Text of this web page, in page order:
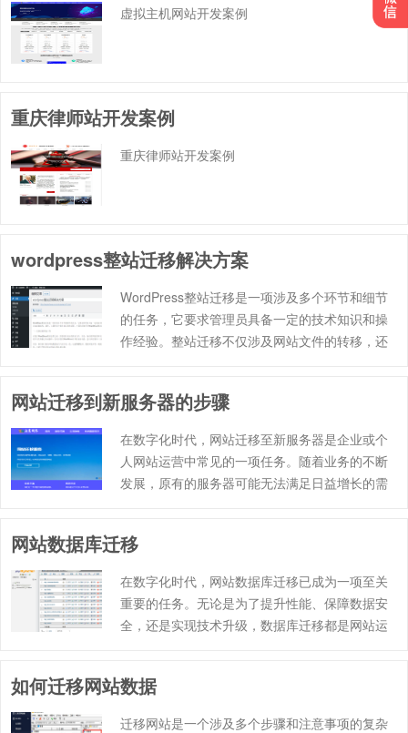
虚拟主机网站开发案例
重庆律师站开发案例
重庆律师站开发案例
wordpress整站迁移解决方案
WordPress整站迁移是一项涉及多个环节和细节
的任务，它要求管理员具备一定的技术知识和操
作经验。整站迁移不仅涉及网站文件的转移，还
和注意事项，以……
网站迁移到新服务器的步骤
在数字化时代，网站迁移至新服务器是企业或个
人网站运营中常见的一项任务。随着业务的不断
发展，原有的服务器可能无法满足日益增长的需
新服务器的步骤，帮助读者顺利完……
网站数据库迁移
在数字化时代，网站数据库迁移已成为一项至关
重要的任务。无论是为了提升性能、保障数据安
全，还是实现技术升级，数据库迁移都是网站运
帮助读者更好地理解和应对这一复……
如何迁移网站数据
迁移网站是一个涉及多个步骤和注意事项的复杂